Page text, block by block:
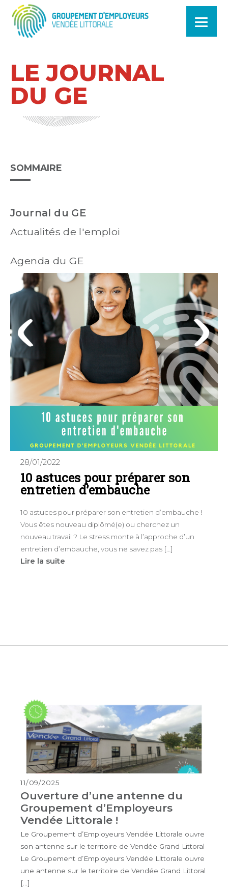
LE JOURNAL
DU GE
SOMMAIRE
Journal du GE
Actualités de l'emploi
Agenda du GE
28/01/2022
10 astuces pour préparer son
entretien d’embauche
10 astuces pour préparer son entretien d’embauche !
Vous êtes nouveau diplômé(e) ou cherchez un
nouveau travail ? Le stress monte à l’approche d’un
entretien d’embauche, vous ne savez pas […]
Lire la suite
11/09/2025
Ouverture d’une antenne du
Groupement d’Employeurs
Vendée Littorale !
Le Groupement d’Employeurs Vendée Littorale ouvre
son antenne sur le territoire de Vendée Grand Littoral
Le Groupement d’Employeurs Vendée Littorale ouvre
une antenne sur le territoire de Vendée Grand Littoral
[…]